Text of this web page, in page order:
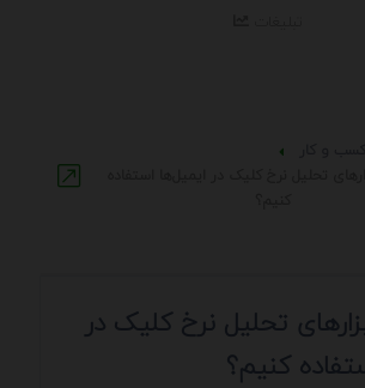
تحلیل نرخ کلیک در
کنیم؟